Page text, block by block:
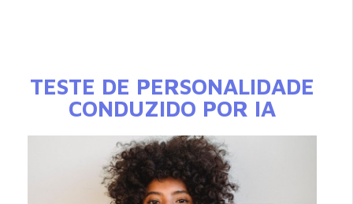
TESTE DE PERSONALIDADE
CONDUZIDO POR IA